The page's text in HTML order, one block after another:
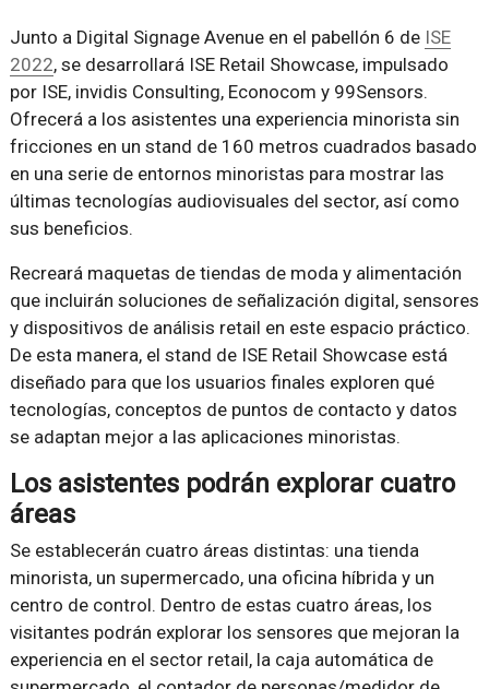
Junto a Digital Signage Avenue en el pabellón 6 de ISE
2022, se desarrollará ISE Retail Showcase, impulsado
por ISE, invidis Consulting, Econocom y 99Sensors.
Ofrecerá a los asistentes una experiencia minorista sin
fricciones en un stand de 160 metros cuadrados basado
en una serie de entornos minoristas para mostrar las
últimas tecnologías audiovisuales del sector, así como
sus beneficios.
Recreará maquetas de tiendas de moda y alimentación
que incluirán soluciones de señalización digital, sensores
y dispositivos de análisis retail en este espacio práctico.
De esta manera, el stand de ISE Retail Showcase está
diseñado para que los usuarios finales exploren qué
tecnologías, conceptos de puntos de contacto y datos
se adaptan mejor a las aplicaciones minoristas.
Los asistentes podrán explorar cuatro
áreas
Se establecerán cuatro áreas distintas: una tienda
minorista, un supermercado, una oficina híbrida y un
centro de control. Dentro de estas cuatro áreas, los
visitantes podrán explorar los sensores que mejoran la
experiencia en el sector retail, la caja automática de